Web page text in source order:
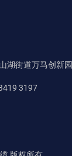
湖街道万马创新园
3197